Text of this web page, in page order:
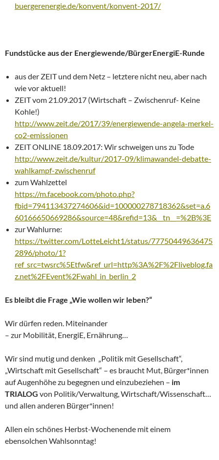
buergerenergie.de/konvent/konvent-2017/
Fundstücke aus der Energiewende/BürgerEnergiE-Runde
aus der ZEIT und dem Netz – letztere nicht neu, aber nach
wie vor aktuell!
ZEIT vom 21.09.2017 (Wirtschaft – Zwischenruf- Keine
Kohle!)
http://www.zeit.de/2017/39/energiewende-angela-merkel-
co2-emissionen
ZEIT ONLINE 18.09.2017: Wir schweigen uns zu Tode
http://www.zeit.de/kultur/2017-09/klimawandel-debatte-
wahlkampf-zwischenruf
zum Wahlzettel
https://m.facebook.com/photo.php?
fbid=794113437274606&id=100000278718362&set=a.6
60166650669286&source=48&refid=13&__tn__=%2B%3E
zur Wahlurne:
https://twitter.com/LotteLeicht1/status/77750449636475
2896/photo/1?
ref_src=twsrc%5Etfw&ref_url=http%3A%2F%2Fliveblog.fa
z.net%2FEvent%2Fwahl_in_berlin_2
Es bleibt die Frage „Wie wollen wir leben?“
Wir dürfen reden. Miteinander
– zur Mobilität, EnergiE, Ernährung…
Wir sind mutig und denken „Politik mit Gesellschaft“,
„Wirtschaft mit Gesellschaft“ – es braucht Mut, Bürger*innen
auf Augenhöhe zu begegnen und einzubeziehen – im
TRIALOG von Politik/Verwaltung, Wirtschaft/Wissenschaft…
und allen anderen Bürger*innen!
Allen ein schönes Herbst-Wochenende mit einem
ebensolchen Wahlsonntag!